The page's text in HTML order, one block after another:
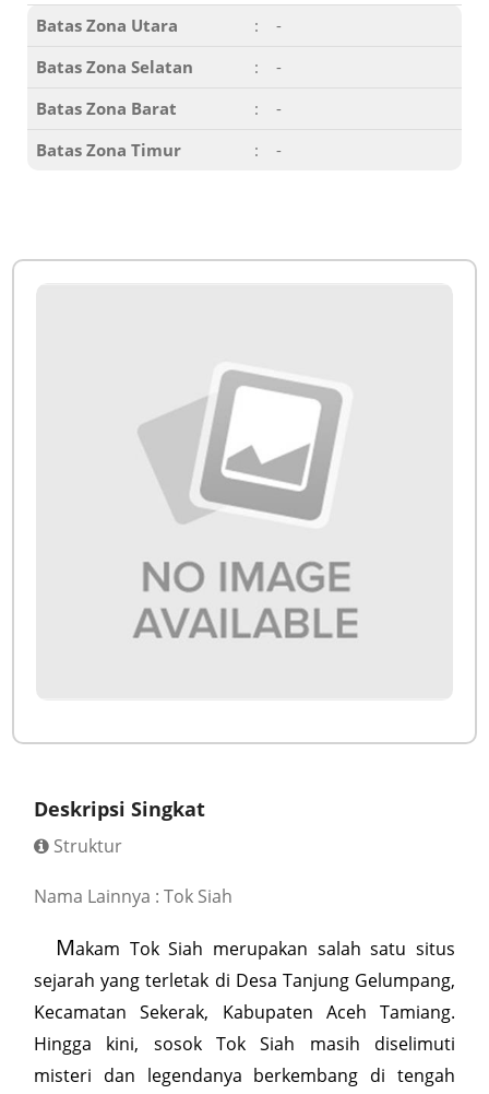
Batas Zona Utara :
-
Batas Zona Selatan
:
-
Batas Zona Barat
:
-
Batas Zona Timur
: -
Deskripsi Singkat
Struktur
Nama Lainnya : Tok Siah
Makam Tok Siah merupakan salah satu situs
sejarah yang terletak di Desa Tanjung Gelumpang,
Kecamatan Sekerak, Kabupaten Aceh Tamiang.
Hingga kini, sosok Tok Siah masih diselimuti
misteri dan legendanya berkembang di tengah